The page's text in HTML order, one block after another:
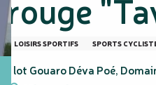
rouge
LOISIRS SPORTIFS SPORTS
1 lot Gouaro Déva Poé,